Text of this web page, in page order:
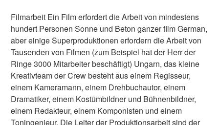
Filmarbeit Ein Film erfordert die Arbeit von mindestens
hundert Personen Sonne und Beton ganzer film German,
aber einige Superproduktionen erfordern die Arbeit von
Tausenden von Filmen (zum Beispiel hat der Herr der
Ringe 3000 Mitarbeiter beschäftigt) Ungarn, das kleine
Kreativteam der Crew besteht aus einem Regisseur,
einem Kameramann, einem Drehbuchautor, einem
Dramatiker, einem Kostümbildner und Bühnenbildner,
einem Redakteur, einem Komponisten und einem
Toningenieur. Die Leiter der Produktionsarbeit sind der